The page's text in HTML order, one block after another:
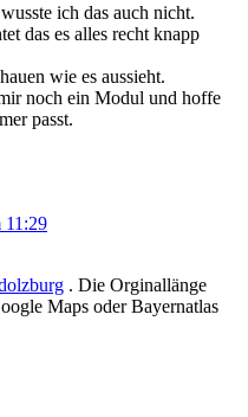
ich das auch nicht.
das es alles recht knapp
wie es aussieht.
noch ein Modul und hoffe
passt.
11:29
. Die Orginallänge
Maps oder Bayernatlas